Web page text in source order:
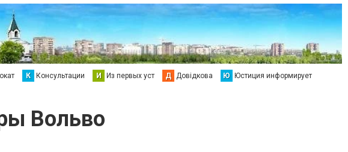
К Консультации И Из первых уст Д Довідкова Ю Юстиция информирует
Вольво